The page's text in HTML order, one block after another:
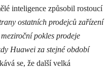
inteligence způsobil rostoucí
ostatních prodejců zařízení
pokles prodeje
Huawei za stejné období
se, že další velká